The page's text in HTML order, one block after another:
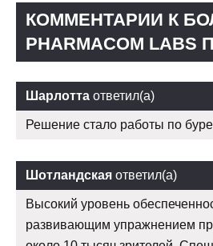
КОММЕНТАРИИ К
PHARMACOM
Шарлотта ответил(а)
Решение стало работы по
Шотландская ответил(а)
Высокий уровень
развивающим упражнением